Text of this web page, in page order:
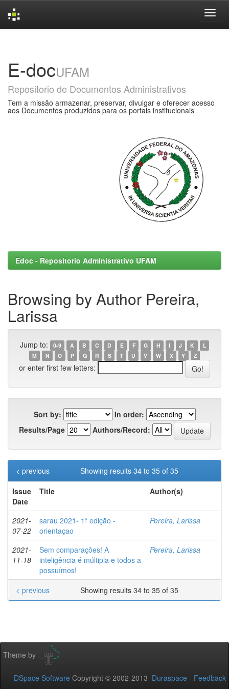
E-docUFAM
Repositorio de Documentos Administrativos
Tem a missão armazenar, preservar, divulgar e oferecer acesso
aos Documentos produzidos para os portais institucionais
Edoc - Repositorio Administrativo UFAM
Browsing by Author Pereira,
Larissa
Jump to: 0-9 A B C D E F G H I J K
L
M
N O P Q R S T U V W X Y Z
or enter first few letters:
Sort by:
In order:
Results/Page
Authors/Record:
Showing results 34 to 35 of 35
< previous
Issue
Date
Title Author(s)
2021-
07-22
sarau 2021- 1ª edição -
orientaçao
Pereira, Larissa
2021-
11-18
Sem comparações! A
inteligência é múltipla e todos a
possuímos!
Pereira, Larissa
Showing results 34 to 35 of 35
< previous
Theme by
DSpace Software Copyright © 2002-2013 Duraspace - Feedback